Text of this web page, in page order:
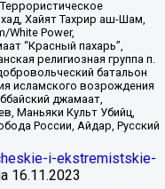
Хайят Тахрир аш-Шам,
White Power,
“Красный пахарь”,
религиозная группа п.
батальон
исламского возрождения
джамаат,
Маньяки Культ Убийц,
России, Айдар, Русский
i-ekstremistskie-
16.11.2023